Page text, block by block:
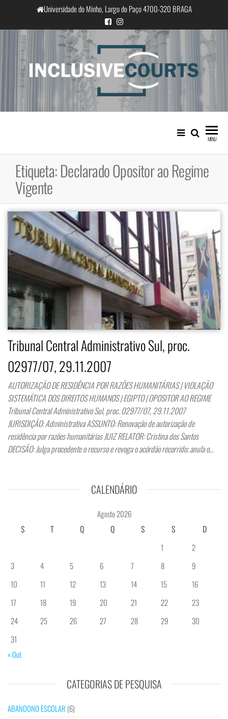
o
conteúdo
Universidade do Minho, Largo do Paço 4700-320 BRAGA
InclusiveCourts
Igualdade e diferença cultural na
prática judicial portuguesa
MENU
Etiqueta:Declarado Opositor ao Regime
Vigente
Tribunal Central Administrativo Sul, proc.
02977/07, 29.11.2007
AUTORIZAÇÃO DE RESIDÊNCIA POR RAZÕES HUMANITÁRIAS | VIOLAÇÃO
SISTEMÁTICA DOS DIREITOS HUMANOS | EGIPTO | OPOSITOR AO REGIME
Tribunal Central Administrativo Sul, proc. 02977/07, 29.11.2007
JURISDIÇÃO: Administrativa ASSUNTO: Renovação de autorização de
residência por razões humanitárias JUIZ RELATOR: Cristina dos Santos
DECISÃO: Julga procedente o recurso e revoga o acórdão recorrido; anula o…
CALENDÁRIO
Agosto 2026
S
T Q Q S S
D
1
2
3
4 5 6 7 8
9
10
11 12 13 14 15
16
17
18 19 20 21 22
23
24
25 26 27 28 29
30
31
« Out
CATEGORIAS DE PESQUISA
ABANDONO ESCOLAR (6)